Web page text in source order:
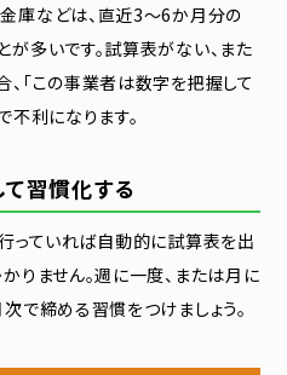
庫などは、直近3〜6か月分の
多いです。試算表がない、また
「この事業者は数字を把握して
不利になります。
習慣化する
っていれば自動的に試算表を出
りません。週に一度、または月に
で締める習慣をつけましょう。